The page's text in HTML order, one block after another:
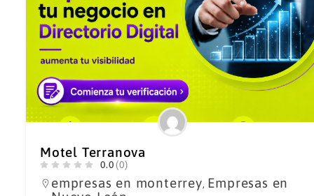
Motel Terranova
0.0 (0)
empresas en monterrey, Empresas en